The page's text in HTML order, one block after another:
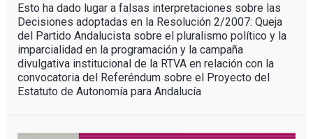
Esto ha dado lugar a falsas interpretaciones sobre las
Decisiones adoptadas en la Resolución 2/2007: Queja
del Partido Andalucista sobre el pluralismo político y la
imparcialidad en la programación y la campaña
divulgativa institucional de la RTVA en relación con la
convocatoria del Referéndum sobre el Proyecto del
Estatuto de Autonomía para Andalucía